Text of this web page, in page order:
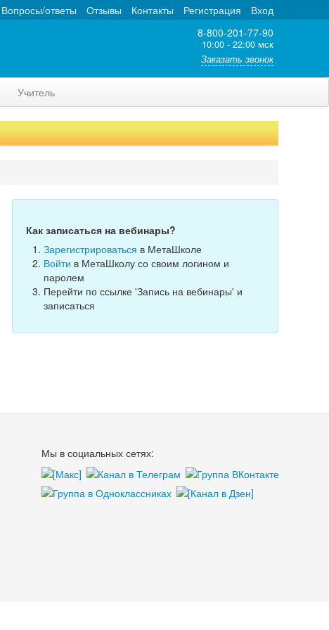
Вход
Регистрация
Контакты
Отзывы
Вопросы/ответы
8-800-201-77-90
10:00 - 22:00 мск
Заказать звонок
Учитель
Как записаться на вебинары?
Зарегистрироваться в МетаШколе
Войти в МетаШколу со своим логином и
паролем
Перейти по ссылке 'Запись на вебинары' и
записаться
Мы в социальных сетях: